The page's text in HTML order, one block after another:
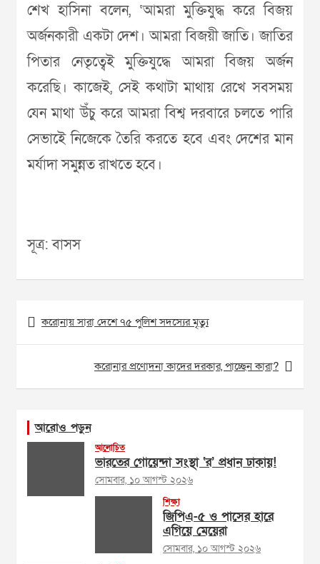
শেখ হাসিনা বলেন, ‘আমরা মুক্তিযুদ্ধ করে বিজয়
অর্জনকারী একটা দেশ। আমরা বিজয়ী জাতি। জাতির
পিতার নেতৃত্বেই মুক্তিযুদ্ধে আমরা বিজয় অর্জন
করেছি। কাজেই, সেই কথাটা মাথায় রেখে সবসময়
যেন মাথা উঁচু করে আমরা বিশ্ব দরবারে চলতে পারি
সেভাইে নিজেকে তৈরি করতে হবে এবং দেশের মান
মর্যাদা সমুন্নত রাখতে হবে।
সূত্র: বাসস
Post
navigation
করোনায় সারা দেশে ৭৫ পুলিশ সদস্যের মৃত্যু
করোনার প্রণোদনা কাদের দরকার, পাচ্ছেন কারা?
আরোও পড়ুন
আলোচিত
ভারতের গোয়েন্দা সংস্থা ‘র’ প্রধান ঢাকায়!
সোমবার, ১০ আগস্ট ২০২৬
শিক্ষা
জিপিএ-৫ ও পাসের হারে
এগিয়ে মেয়েরা
সোমবার, ১০ আগস্ট ২০২৬